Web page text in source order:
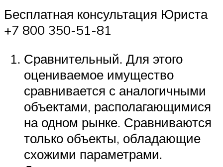
Бесплатная консультация Юриста
+7 800 350-51-81
Сравнительный. Для этого
оцениваемое имущество
сравнивается с аналогичными
объектами, располагающимися
на одном рынке. Сравниваются
только объекты, обладающие
схожими параметрами.